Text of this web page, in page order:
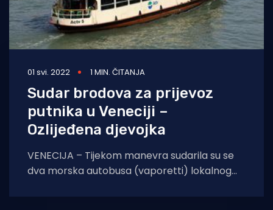
01 svi. 2022 1 MIN. ČITANJA
Sudar brodova za prijevoz
putnika u Veneciji –
Ozlijeđena djevojka
VENECIJA – Tijekom manevra sudarila su se
dva morska autobusa (vaporetti) lokalnog
blizu pristaništa Ponte